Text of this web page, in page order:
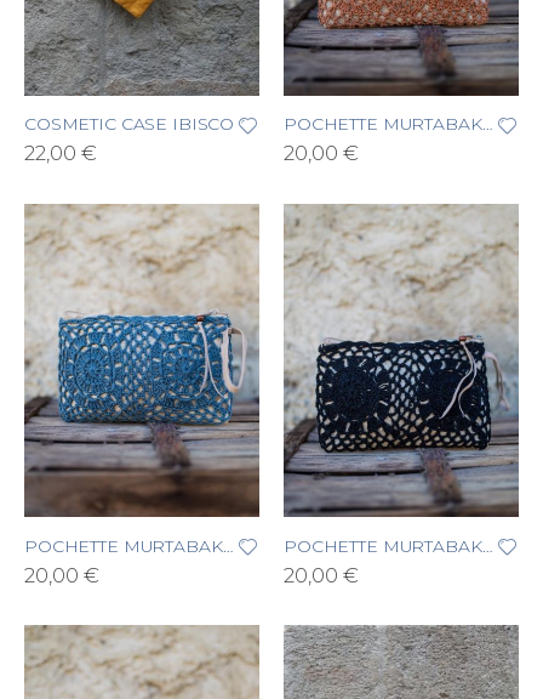
COSMETIC CASE IBISCO
22,00 €
POCHETTE MURTABAK BATIK E PAGLIA CARAMELLO
20,00 €
POCHETTE MURTABAK BATIK E PAGLIA JEANS
20,00 €
POCHETTE MURTABAK BATIK E PAGLIA NERO
20,00 €